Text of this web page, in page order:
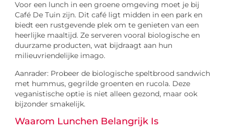
Voor een lunch in een groene omgeving moet je bij
Café De Tuin zijn. Dit café ligt midden in een park en
biedt een rustgevende plek om te genieten van een
heerlijke maaltijd. Ze serveren vooral biologische en
duurzame producten, wat bijdraagt aan hun
milieuvriendelijke imago.
Aanrader: Probeer de biologische speltbrood sandwich
met hummus, gegrilde groenten en rucola. Deze
veganistische optie is niet alleen gezond, maar ook
bijzonder smakelijk.
Waarom Lunchen Belangrijk Is